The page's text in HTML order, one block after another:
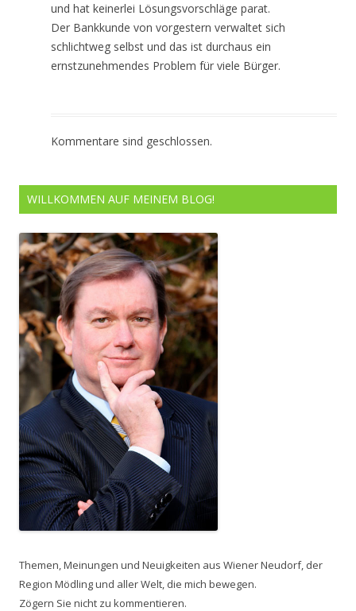
und hat keinerlei Lösungsvorschläge parat.
Der Bankkunde von vorgestern verwaltet sich
schlichtweg selbst und das ist durchaus ein
ernstzunehmendes Problem für viele Bürger.
Kommentare sind geschlossen.
WILLKOMMEN AUF MEINEM BLOG!
Themen, Meinungen und Neuigkeiten aus Wiener Neudorf, der
Region Mödling und aller Welt, die mich bewegen.
Zögern Sie nicht zu kommentieren.